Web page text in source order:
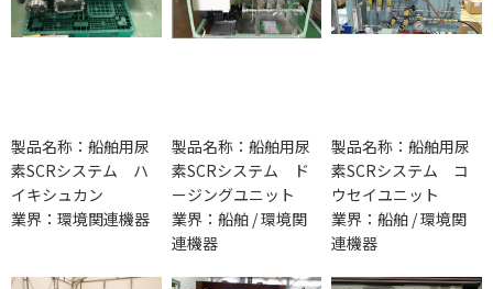
製品名称：船舶用尿
素SCRシステム ハ
イキシュカン
業界：環境関連機器
製品名称：船舶用尿
素SCRシステム ド
ージングユニット
業界：船舶 / 環境関
連機器
製品名称：船舶用尿
素SCRシステム コ
ウセイユニット
業界：船舶 / 環境関
連機器